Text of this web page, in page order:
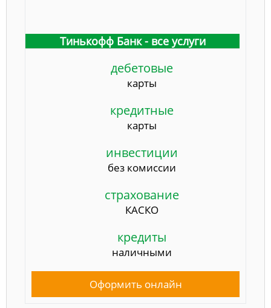
Тинькофф Банк - все услуги
дебетовые
карты
кредитные
карты
инвестиции
без комиссии
страхование
КАСКО
кредиты
наличными
Оформить онлайн